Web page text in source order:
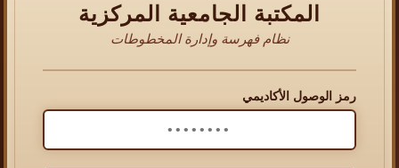
المكتبة الجامعية المركزية
نظام فهرسة وإدارة المخطوطات
رمز الوصول الأكاديمي